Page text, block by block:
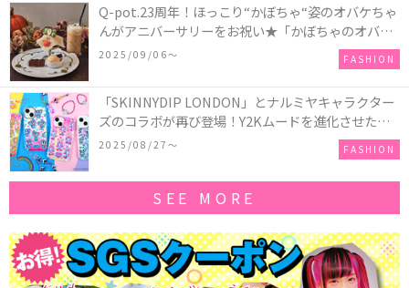
Q-pot.23周年！ほっこり“かぼちゃ“姿のオバケちゃ
んがアニバーサリーをお祝い★「かぼちゃのオバケ
ーキアクセサリー」が新発売！Q-pot CAFE.では
「かぼちゃのオバケーキプレート」も登場
2025/09/06〜 FASHION
「SKINNYDIP LONDON」とナルミヤキャラクター
ズのコラボが再び登場！Y2Kムードを進化させた新
作コレクションを発売♪
2025/08/27〜 FASHION
SEE MORE